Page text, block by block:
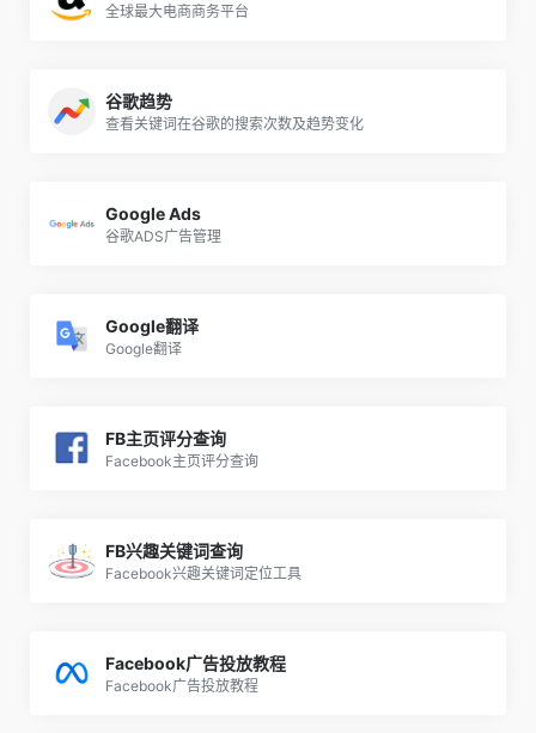
全球最大电商商务平台
谷歌趋势
查看关键词在谷歌的搜索次数及趋势变化
Google Ads
谷歌ADS广告管理
Google翻译
Google翻译
FB主页评分查询
Facebook主页评分查询
FB兴趣关键词查询
Facebook兴趣关键词定位工具
Facebook广告投放教程
Facebook广告投放教程